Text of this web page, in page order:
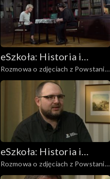
eSzkoła: Historia i
Literatura
Rozmowa o zdjęciach z Powstania,
Kapitulacja
eSzkoła: Historia i
Literatura
Rozmowa o zdjęciach z Powstania,
Dzieci